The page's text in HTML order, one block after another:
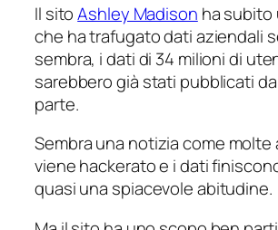
Il sitoAshley Madison ha
che ha trafugato dati aziendali
sembra, i dati di 34 milioni di
sarebbero già stati pubblicati
parte.
Sembra una notizia come
viene hackerato e i dati
quasi una spiacevole abitudine.